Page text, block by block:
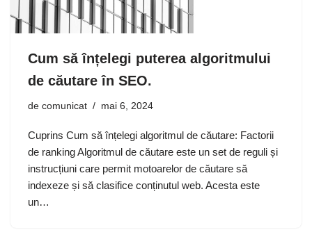
Cum să înțelegi puterea algoritmului
de căutare în SEO.
de comunicat mai 6, 2024
Cuprins Cum să înțelegi algoritmul de căutare: Factorii
de ranking Algoritmul de căutare este un set de reguli și
instrucțiuni care permit motoarelor de căutare să
indexeze și să clasifice conținutul web. Acesta este
un…